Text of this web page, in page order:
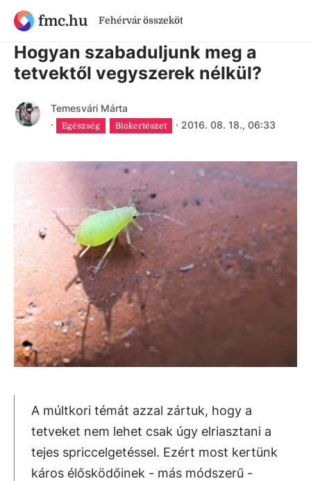
fmc.hu Fehérvár összeköt
9 évnél régebbi cikk
Hogyan szabaduljunk meg a
tetvektől vegyszerek nélkül?
Temesvári Márta
·
Egészség Biokertészet · 2016. 08. 18., 06:33
A múltkori témát azzal zártuk, hogy a
tetveket nem lehet csak úgy elriasztani a
tejes spriccelgetéssel. Ezért most kertünk
káros élősködőinek - más módszerű -